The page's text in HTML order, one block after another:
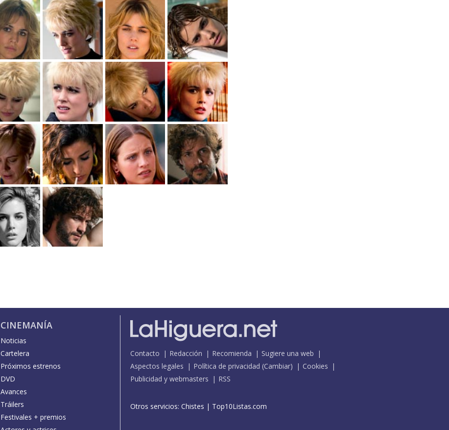
CINEMANÍA
Noticias
Cartelera
Próximos estrenos
DVD
Avances
Tráilers
Festivales + premios
Contacto Redacción Recomienda
Sugiere una web
Aspectos legales
Política de privacidad (Cambiar)
Cookies
Publicidad y webmasters
RSS
Otros servicios: Chistes | Top10Listas.com